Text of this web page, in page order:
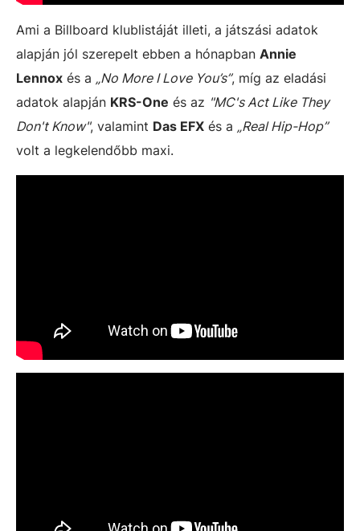
Ami a Billboard klublistáját illeti, a játszási adatok
alapján jól szerepelt ebben a hónapban Annie
Lennox és a „No More I Love You’s”, míg az eladási
adatok alapján KRS-One és az "MC's Act Like They
Don't Know", valamint Das EFX és a „Real Hip-Hop”
volt a legkelendőbb maxi.